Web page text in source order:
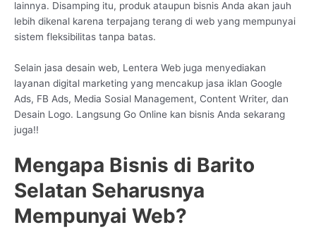
lainnya. Disamping itu, produk ataupun bisnis Anda akan jauh
lebih dikenal karena terpajang terang di web yang mempunyai
sistem fleksibilitas tanpa batas.
Selain jasa desain web, Lentera Web juga menyediakan
layanan digital marketing yang mencakup jasa iklan Google
Ads, FB Ads, Media Sosial Management, Content Writer, dan
Desain Logo. Langsung Go Online kan bisnis Anda sekarang
juga!!
Mengapa Bisnis di Barito
Selatan Seharusnya
Mempunyai Web?